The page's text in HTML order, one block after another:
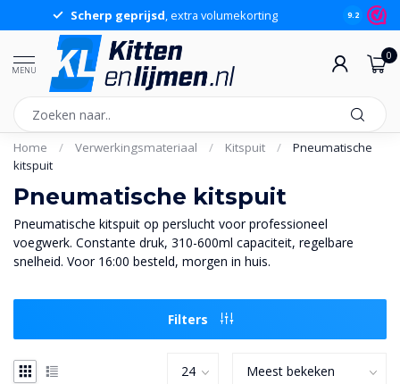
Scherp geprijsd, extra volumekorting 9.2
MENU
0
Home / Verwerkingsmateriaal / Kitspuit /
Pneumatische
kitspuit
Pneumatische kitspuit
Pneumatische kitspuit op perslucht voor professioneel
voegwerk. Constante druk, 310-600ml capaciteit, regelbare
snelheid. Voor 16:00 besteld, morgen in huis.
Filters